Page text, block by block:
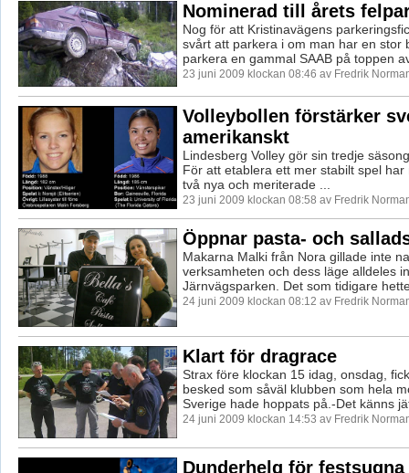
Nominerad till årets
Nog för att Kristinavägens
svårt att parkera i om man har en stor
parkera en gammal SAAB på toppen
23 juni 2009 klockan 08:46 av Fredrik
Volleybollen förstärker
amerikanskt
Lindesberg Volley gör sin tredje
För att etablera ett mer stabilt spel har
två nya och meriterade ...
23 juni 2009 klockan 08:58 av Fredrik
Öppnar pasta- och
Makarna Malki från Nora gillade inte
verksamheten och dess läge alldeles
Järnvägsparken. Det som tidigare
24 juni 2009 klockan 08:12 av Fredrik
Klart för dragrace
Strax före klockan 15 idag, onsdag,
besked som såväl klubben som hela
Sverige hade hoppats på.-Det känns
24 juni 2009 klockan 14:53 av Fredrik
Dunderhelg för festsugna